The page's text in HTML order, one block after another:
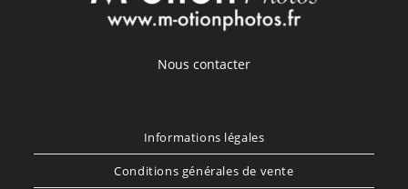
Nous contacter
Informations légales
Conditions générales de vente